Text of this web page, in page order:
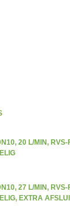
20 L/MIN, RVS-
27 L/MIN, RVS-
EXTRA